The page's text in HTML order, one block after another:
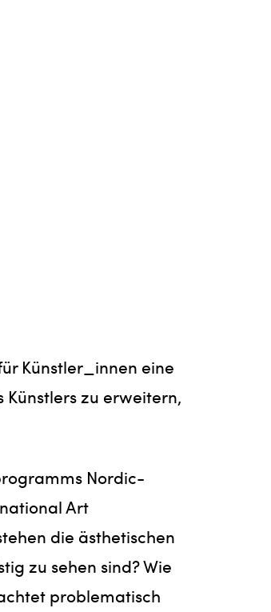
Künstler_innen eine
zu erweitern,
Nordic-
Art
die ästhetischen
zu sehen sind? Wie
problematisch